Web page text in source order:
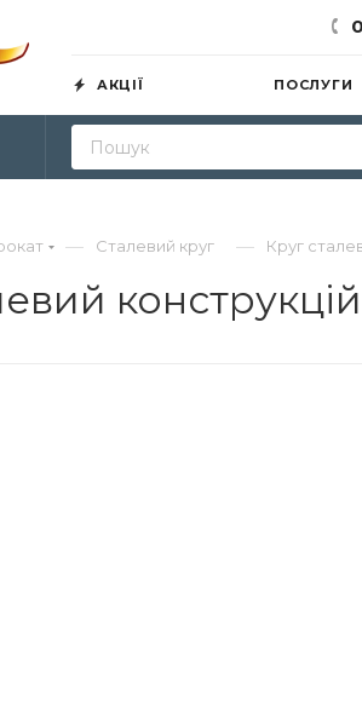
АКЦІЇ ПОСЛУГИ
— Сталевий круг — Круг